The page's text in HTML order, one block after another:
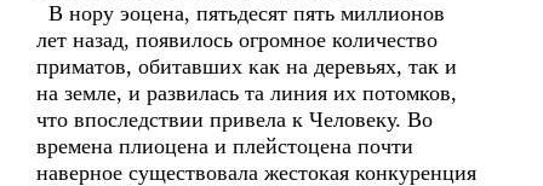
В нору эоцена, пятьдесят пять миллионов
лет назад, появилось огромное количество
приматов, обитавших как на деревьях, так и
на земле, и развилась та линия их потомков,
что впоследствии привела к Человеку. Во
времена плиоцена и плейстоцена почти
наверное существовала жестокая конкуренция